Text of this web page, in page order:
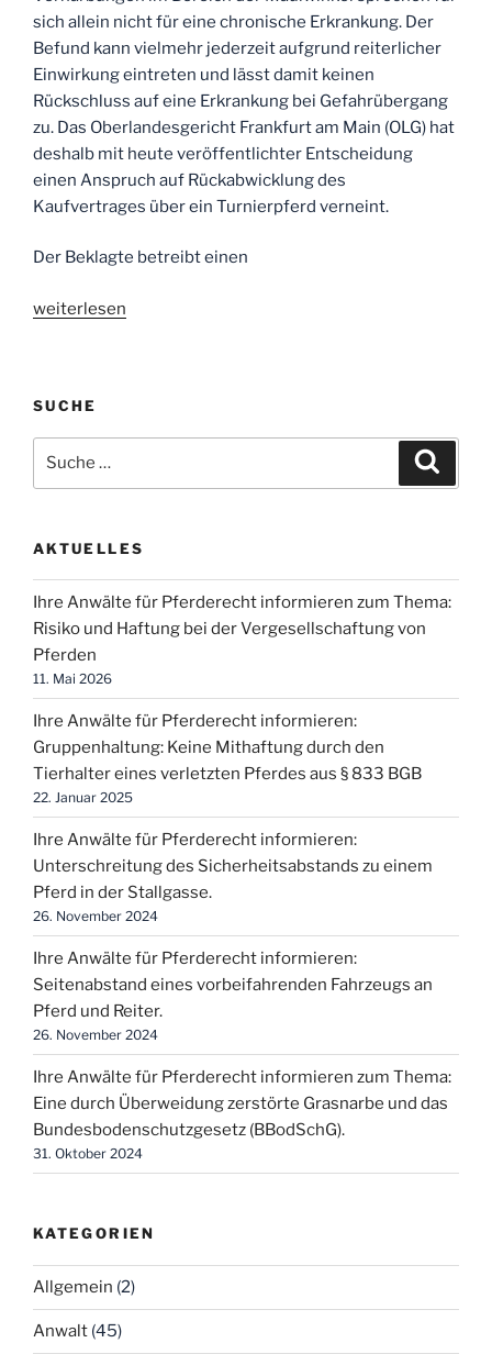
sich allein nicht für eine chronische Erkrankung. Der
Befund kann vielmehr jederzeit aufgrund reiterlicher
Einwirkung eintreten und lässt damit keinen
Rückschluss auf eine Erkrankung bei Gefahrübergang
zu. Das Oberlandesgericht Frankfurt am Main (OLG) hat
deshalb mit heute veröffentlichter Entscheidung
einen Anspruch auf Rückabwicklung des
Kaufvertrages über ein Turnierpferd verneint.
Der Beklagte betreibt einen
„Ihre
informieren:
Pressemitteilung
des
Oberlandesgerichts
am
vom
27.09.2021“
weiterlesen
SUCHE
nach:
AKTUELLES
Ihre Anwälte für Pferderecht informieren zum Thema:
Risiko und Haftung bei der Vergesellschaftung von
Pferden
11. Mai 2026
Ihre Anwälte für Pferderecht informieren:
Gruppenhaltung: Keine Mithaftung durch den
Tierhalter eines verletzten Pferdes aus § 833 BGB
22. Januar 2025
Ihre Anwälte für Pferderecht informieren:
Unterschreitung des Sicherheitsabstands zu einem
Pferd in der Stallgasse.
26. November 2024
Ihre Anwälte für Pferderecht informieren:
Seitenabstand eines vorbeifahrenden Fahrzeugs an
Pferd und Reiter.
26. November 2024
Ihre Anwälte für Pferderecht informieren zum Thema:
Eine durch Überweidung zerstörte Grasnarbe und das
Bundesbodenschutzgesetz (BBodSchG).
31. Oktober 2024
KATEGORIEN
Allgemein (2)
Anwalt (45)